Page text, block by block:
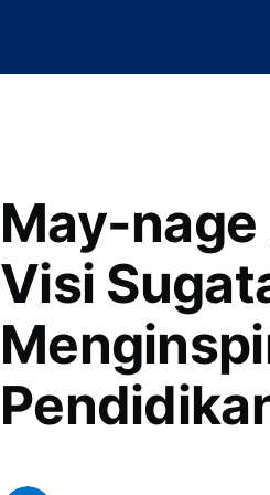
May-nage
Visi